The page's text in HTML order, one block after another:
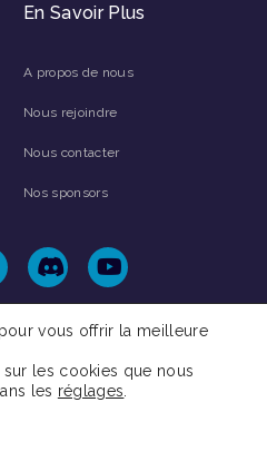
En Savoir Plus
A propos de nous
Nous rejoindre
Nous contacter
Nos sponsors
Sur Les Réseaux
vous offrir la meilleure
les cookies que nous
les réglages